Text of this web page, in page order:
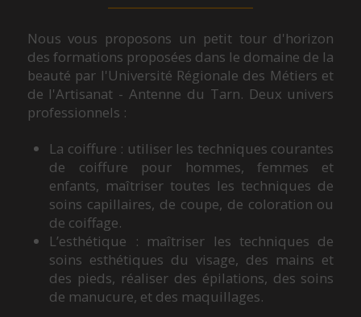
Nous vous proposons un petit tour d'horizon
des formations proposées dans le domaine de la
beauté par l'Université Régionale des Métiers et
de l'Artisanat - Antenne du Tarn. Deux univers
professionnels :
La coiffure : utiliser les techniques courantes
de coiffure pour hommes, femmes et
enfants, maîtriser toutes les techniques de
soins capillaires, de coupe, de coloration ou
de coiffage.
L’esthétique : maîtriser les techniques de
soins esthétiques du visage, des mains et
des pieds, réaliser des épilations, des soins
de manucure, et des maquillages.